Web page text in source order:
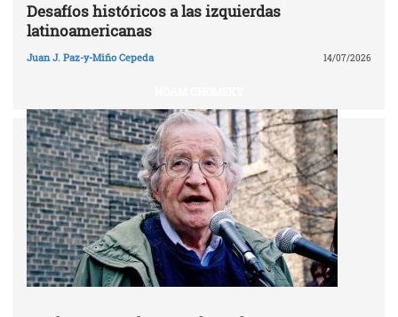
Desafíos históricos a las izquierdas
latinoamericanas
Juan J. Paz-y-Miño Cepeda 14/07/2026